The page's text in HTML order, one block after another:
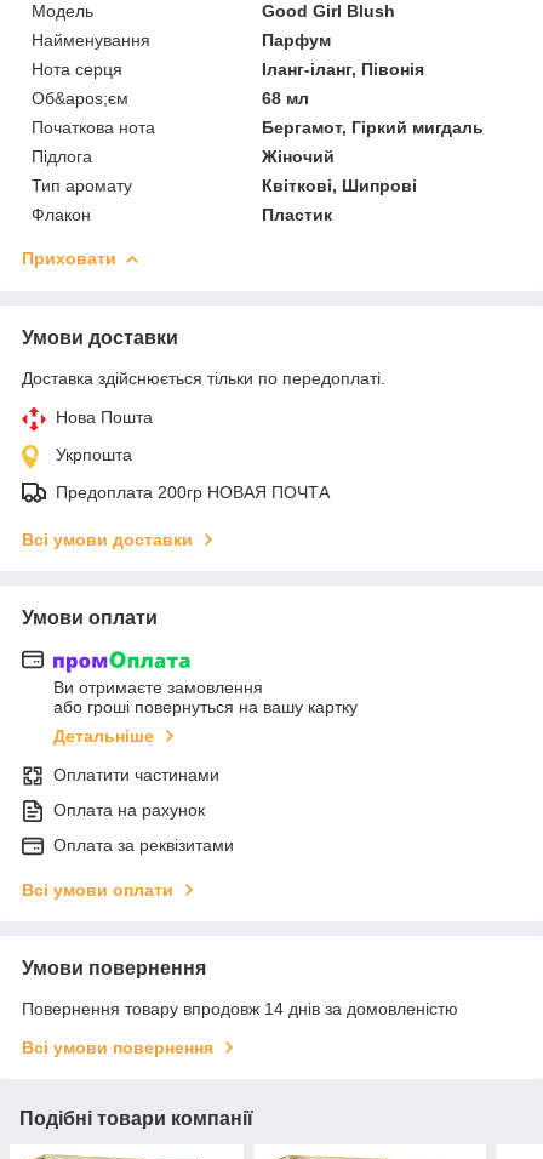
Мoдель
Good Girl Blush
Найменування
Парфум
Нота серця
Іланг-іланг, Півонія
Об&apos;єм
68 мл
Початкова нота
Бергамот, Гіркий мигдаль
Підлога
Жіночий
Тип аромату
Квіткові, Шипрові
Флакон
Пластик
Приховати
Умови доставки
Доставка здійснюється тільки по передоплаті.
Нова Пошта
Укрпошта
Предоплата 200гр НОВАЯ ПОЧТА
Всі умови доставки
Умови оплати
Ви отримаєте замовлення
або гроші повернуться на вашу картку
Детальніше
Оплатити частинами
Оплата на рахунок
Оплата за реквізитами
Всі умови оплати
Умови повернення
Повернення товару впродовж 14 днів за домовленістю
Всі умови повернення
Подібні товари компанії